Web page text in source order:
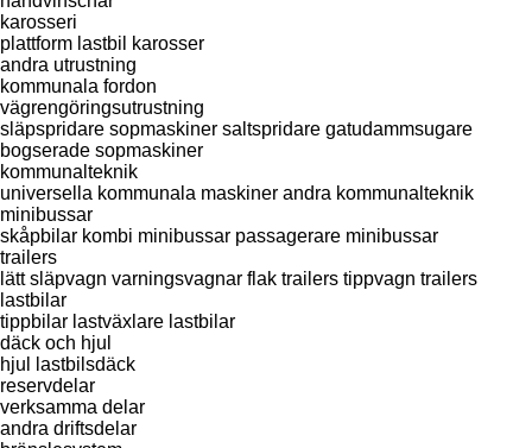
karosseri
plattform lastbil karosser
andra utrustning
kommunala fordon
vägrengöringsutrustning
släpspridare sopmaskiner saltspridare gatudammsugare
bogserade sopmaskiner
kommunalteknik
universella kommunala maskiner andra kommunalteknik
minibussar
skåpbilar kombi minibussar passagerare minibussar
trailers
lätt släpvagn varningsvagnar flak trailers tippvagn trailers
lastbilar
tippbilar lastväxlare lastbilar
däck och hjul
hjul
lastbilsdäck
reservdelar
verksamma delar
andra driftsdelar